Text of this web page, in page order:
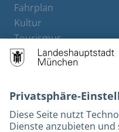
Fahrplan
Kultur
Tourismus
M-Strom
Bürgerservice
Rechtliches und Kontakt